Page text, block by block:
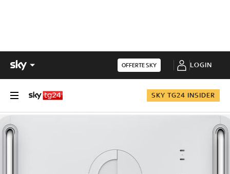
OFFERTE SKY LOGIN
SKY TG24 INSIDER